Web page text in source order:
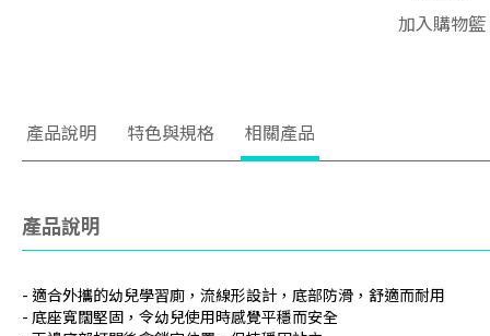
加入購物籃
產品說明 特色與規格 相關產品
產品說明
- 適合外攜的幼兒學習廁，流線形設計，底部防滑，舒適而耐用
- 底座寬闊堅固，令幼兒使用時感覺平穩而安全